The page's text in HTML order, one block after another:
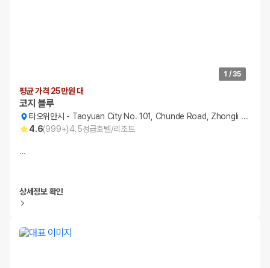
1 /35
평균 가격 25만원 대
코지 블루
타오위안시 - Taoyuan City No. 101, Chunde Road, Zhongli District
4.6(999+)4.5성급호텔/리조트
…
상세정보 확인